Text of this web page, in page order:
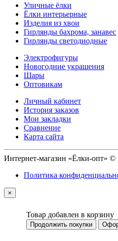
Уличные ёлки
Ёлки интерьерные
Изделия из хвои
Гирлянды бахрома, занавес
Гирлянды светодиодные
Электрофигуры
Новогодние украшения
Шары
Оптовикам
Личный кабинет
История заказов
Мои закладки
Сравнение
Карта сайта
Интернет-магазин «Ёлки-опт» ©
Политика
×
Товар добавлен в корзину
Продолжить покупки